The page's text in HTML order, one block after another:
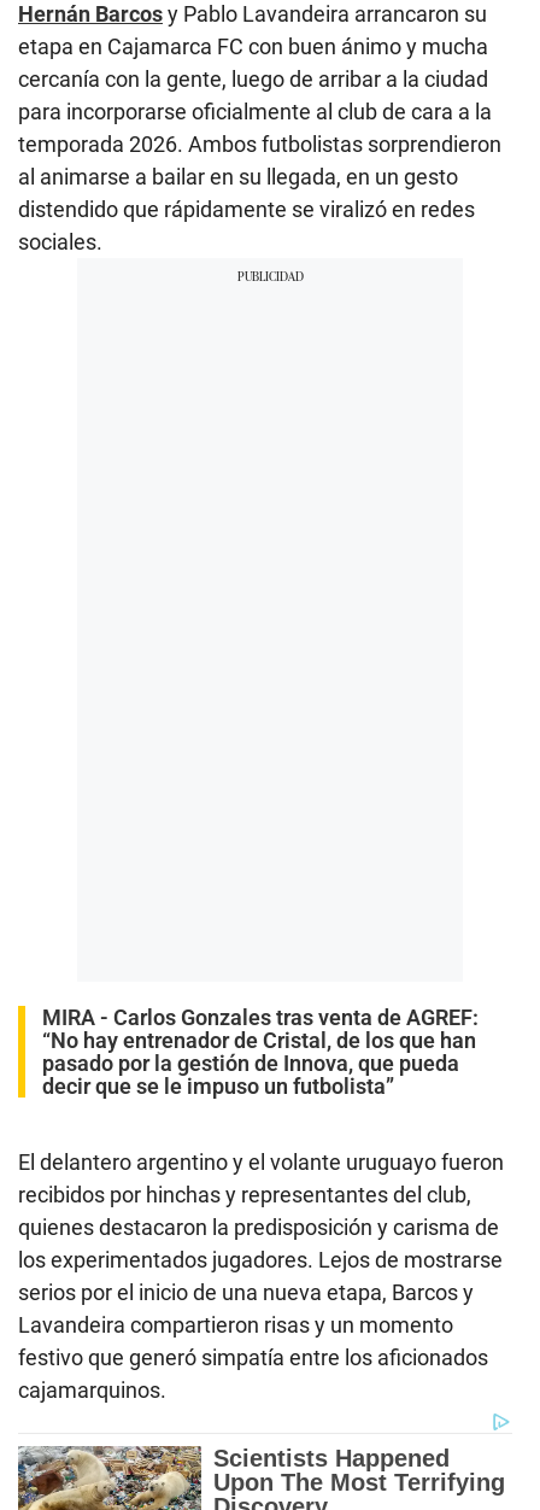
Hernán Barcosy Pablo Lavandeira arrancaron su
etapa en Cajamarca FC con buen ánimo y mucha
cercanía con la gente, luego de arribar a la ciudad
para incorporarse oficialmente al club de cara a la
temporada 2026. Ambos futbolistas sorprendieron
al animarse a bailar en su llegada, en un gesto
distendido que rápidamente se viralizó en redes
sociales.
MIRA - Carlos Gonzales tras venta de AGREF:
“No hay entrenador de Cristal, de los que han
pasado por la gestión de Innova, que pueda
decir que se le impuso un futbolista”
El delantero argentino y el volante uruguayo fueron
recibidos por hinchas y representantes del club,
quienes destacaron la predisposición y carisma de
los experimentados jugadores. Lejos de mostrarse
serios por el inicio de una nueva etapa, Barcos y
Lavandeira compartieron risas y un momento
festivo que generó simpatía entre los aficionados
cajamarquinos.